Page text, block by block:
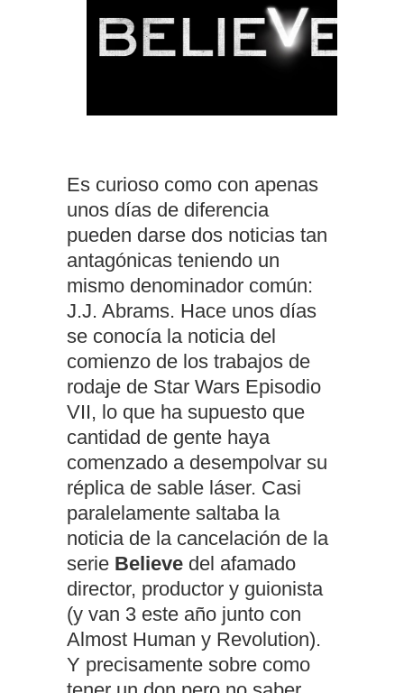
Es curioso como con apenas
unos días de diferencia
pueden darse dos noticias tan
antagónicas teniendo un
mismo denominador común:
J.J. Abrams. Hace unos días
se conocía la noticia del
comienzo de los trabajos de
rodaje de Star Wars Episodio
VII, lo que ha supuesto que
cantidad de gente haya
comenzado a desempolvar su
réplica de sable láser. Casi
paralelamente saltaba la
noticia de la cancelación de la
serie Believe del afamado
director, productor y guionista
(y van 3 este año junto con
Almost Human y Revolution).
Y precisamente sobre como